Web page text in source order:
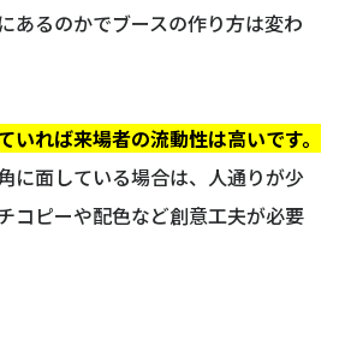
あるのかでブースの作り方は変わ
いれば来場者の流動性は高いです。
に面している場合は、人通りが少
コピーや配色など創意工夫が必要